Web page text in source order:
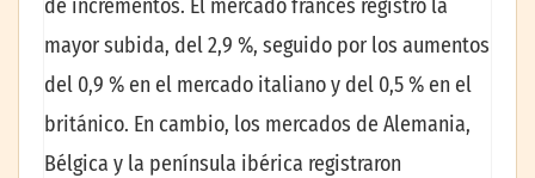
de incrementos. El mercado francés registró la
mayor subida, del 2,9 %, seguido por los aumentos
del 0,9 % en el mercado italiano y del 0,5 % en el
británico. En cambio, los mercados de Alemania,
Bélgica y la península ibérica registraron